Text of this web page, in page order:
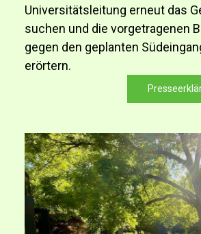
Universitätsleitung erneut das
suchen und die vorgetragenen
gegen den geplanten
erörtern.